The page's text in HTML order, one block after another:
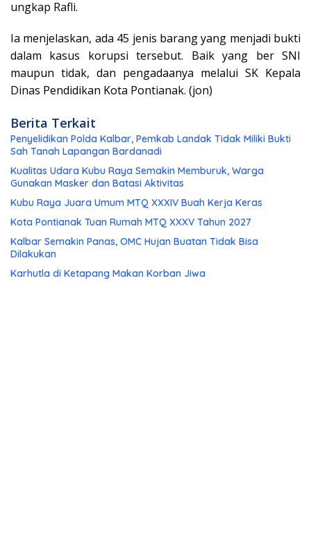
ungkap Rafli.
Ia menjelaskan, ada 45 jenis barang yang menjadi bukti
dalam kasus korupsi tersebut. Baik yang ber SNI
maupun tidak, dan pengadaanya melalui SK Kepala
Dinas Pendidikan Kota Pontianak. (jon)
Berita Terkait
Penyelidikan Polda Kalbar, Pemkab Landak Tidak Miliki Bukti
Sah Tanah Lapangan Bardanadi
Kualitas Udara Kubu Raya Semakin Memburuk, Warga
Gunakan Masker dan Batasi Aktivitas
Kubu Raya Juara Umum MTQ XXXIV Buah Kerja Keras
Kota Pontianak Tuan Rumah MTQ XXXV Tahun 2027
Kalbar Semakin Panas, OMC Hujan Buatan Tidak Bisa
Dilakukan
Karhutla di Ketapang Makan Korban Jiwa